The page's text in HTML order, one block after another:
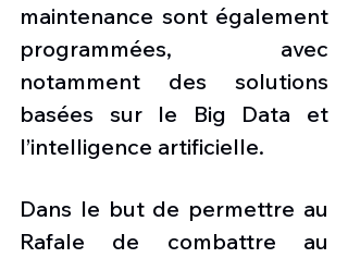
maintenance sont également
programmées, avec
notamment des solutions
basées sur le Big Data et
l’intelligence artificielle.
Dans le but de permettre au
Rafale de combattre au